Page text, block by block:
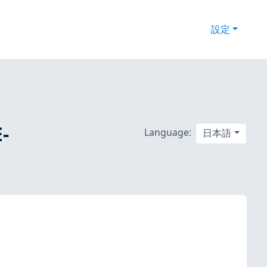
設定
Language: 日本語